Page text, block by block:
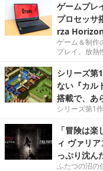
ゲームプレ
プロセッサ
rza
ゲーム＆制作
プレイ。放熱
シリーズ第
ない『カル
搭載で、あ
シリーズ第1
「冒険は
ィ ヴァリ
っぷり沈ん
ふたつの沼の